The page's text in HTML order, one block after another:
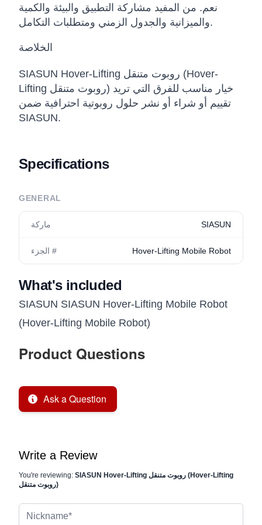
نعم. من المفيد مشاركة التطبيق والبيئة والكمية
والميزانية والجدول الزمني ومتطلبات التكامل.
الخلاصة
SIASUN Hover-Lifting روبوت متنقل (Hover-
Lifting روبوت متنقل) خيار مناسب للفرق التي تريد
تقييم أو شراء أو نشر حلول روبوتية احترافية ضمن
SIASUN.
Specifications
GENERAL
ماركة SIASUN
الجزء # Hover-Lifting Mobile Robot
What's included
SIASUN SIASUN Hover-Lifting Mobile Robot
(Hover-Lifting Mobile Robot)
Product Questions
Ask a Question
Write a Review
You're reviewing: SIASUN Hover-Lifting روبوت متنقل (Hover-Lifting
روبوت متنقل)